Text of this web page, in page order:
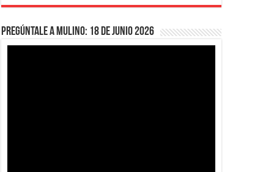
Pregúntale a Mulino: 18 de junio 2026